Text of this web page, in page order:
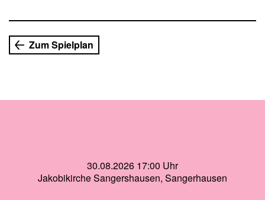
Der theater-spiel-laden brachte die selbstentwickelte
Inszenierung auch im Schminkkasten zu sehen.
(Dorfschöne), Frank Grünert (Feuerwehrmann), Wolfgang
Frank (Akkordeonspieler) und Jens Bähring (Fremder)
Zum Spielplan
30.08.2026 17:00 Uhr
Jakobikirche Sangershausen, Sangerhausen